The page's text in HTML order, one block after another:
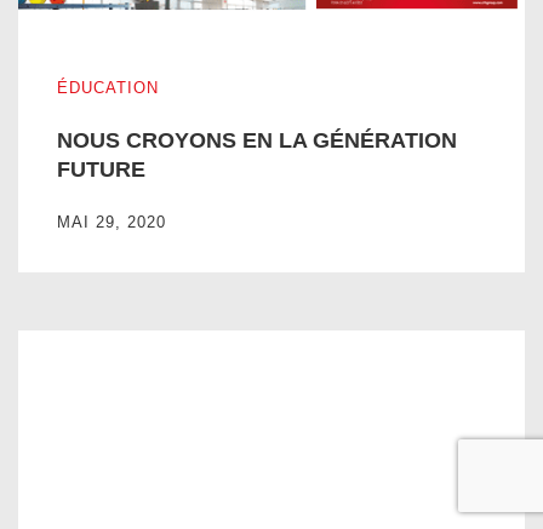
ÉDUCATION
NOUS CROYONS EN LA GÉNÉRATION
FUTURE
MAI 29, 2020